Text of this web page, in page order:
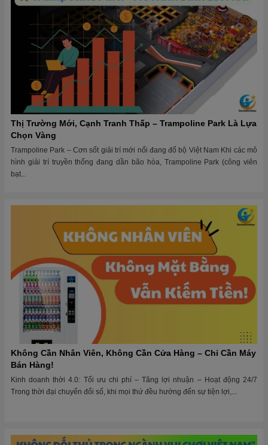
Thị Trường Mới, Cạnh Tranh Thấp – Trampoline Park Là Lựa
Chọn Vàng
Trampoline Park – Cơn sốt giải trí mới nổi đang đổ bộ Việt Nam Khi các mô
hình giải trí truyền thống đang dần bão hòa, Trampoline Park (công viên
bạt...
Không Cần Nhân Viên, Không Cần Cửa Hàng – Chỉ Cần Máy
Bán Hàng!
Kinh doanh thời 4.0: Tối ưu chi phí – Tăng lợi nhuận – Hoạt động 24/7
Trong thời đại chuyển đổi số, khi mọi thứ đều hướng đến sự tiện lợi,...